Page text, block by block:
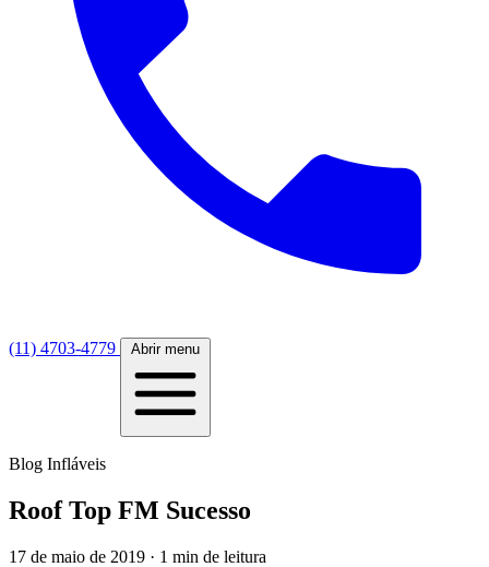
(11) 4703-4779 Abrir menu
Blog Infláveis
Roof Top FM Sucesso
17 de maio de 2019 · 1 min de leitura